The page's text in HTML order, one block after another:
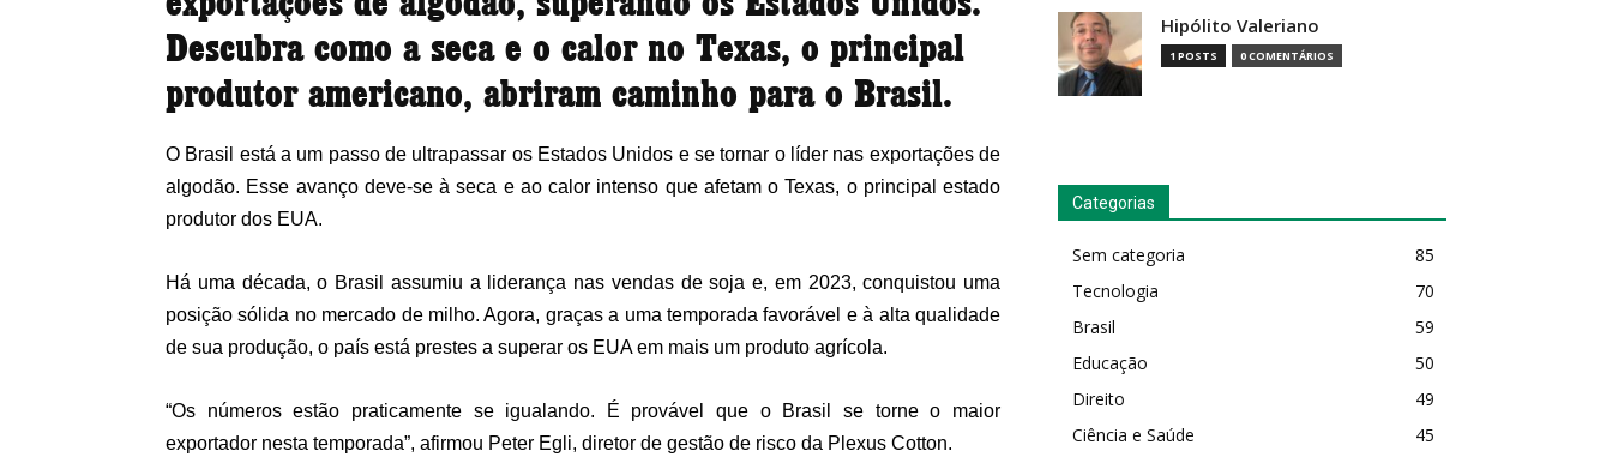
Descubra como a seca e o calor no Texas, o principal
produtor americano, abriram caminho para o Brasil.
O Brasil está a um passo de ultrapassar os Estados Unidos e se tornar o líder nas exportações de
algodão. Esse avanço deve-se à seca e ao calor intenso que afetam o Texas, o principal estado
produtor dos EUA.
Há uma década, o Brasil assumiu a liderança nas vendas de soja e, em 2023, conquistou uma
posição sólida no mercado de milho. Agora, graças a uma temporada favorável e à alta qualidade
de sua produção, o país está prestes a superar os EUA em mais um produto agrícola.
“Os números estão praticamente se igualando. É provável que o Brasil se torne o maior
exportador nesta temporada”, afirmou Peter Egli, diretor de gestão de risco da Plexus Cotton.
Hipólito Valeriano
1 POSTS 0 COMENTÁRIOS
Categorias
Sem categoria
85
Tecnologia
70
Brasil
59
Educação
50
Direito
49
Ciência e Saúde
45